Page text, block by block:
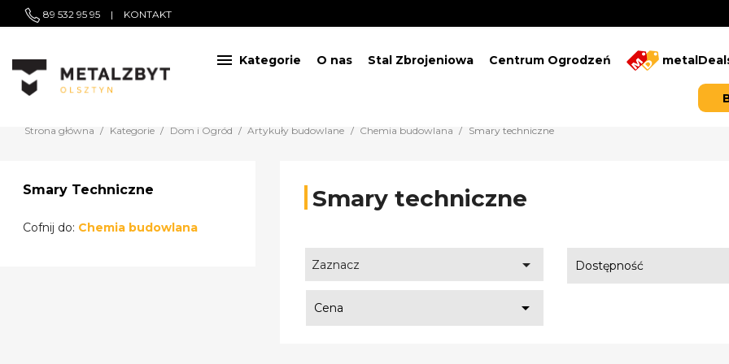
89 532 95 95 | KONTAKT
 Kategorie O nas Stal Zbrojeniowa Centrum Ogrodzeń
Strona główna Kategorie Dom i Ogród Artykuły budowlane Chemia budowlana Smary techniczne
Smary Techniczne
Cofnij do: Chemia budowlana
Smary techniczne
Zaznacz  Dostępność
Cena 